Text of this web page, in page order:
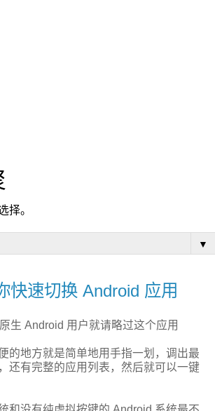
择。
▼
快速切换 Android 应用
Android 用户就请略过这个应用
的地方就是简单地用手指一划，调出最
还有完整的应用列表，然后就可以一键